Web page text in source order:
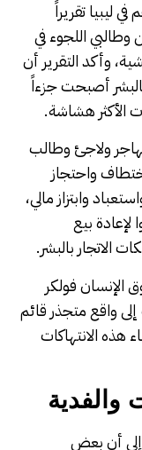
ليبيا تقريراً
اللجوء في
وأكد التقرير أن
أصبحت جزءاً
الأكثر هشاشة.
ولاجئ وطالب
واحتجاز
وابتزاز مالي،
لإعادة بيع
الاتجار بالبشر.
الإنسان فولكر
واقع متجذر قائم
هذه الانتهاكات
والفدية
إلى أن بعض